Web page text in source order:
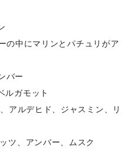
の中にマリンとパチュリがア
バー
ルガモット
アルデヒド、ジャスミン、リ
ツ、アンバー、ムスク